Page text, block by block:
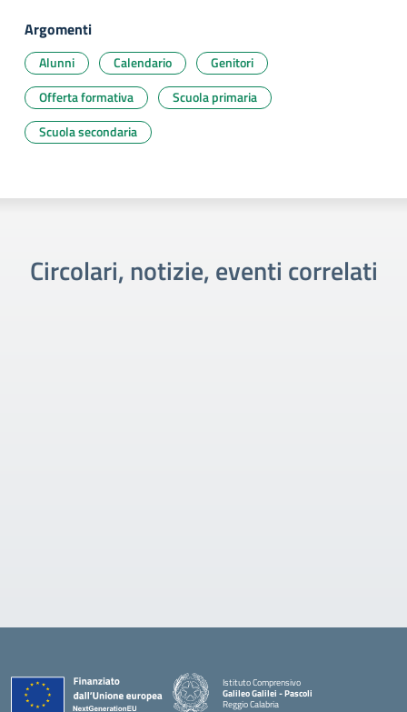
Argomenti
Alunni Calendario
Genitori
Offerta formativa
Scuola primaria
Scuola secondaria
Circolari, notizie, eventi correlati
Istituto Comprensivo
Galileo Galilei - Pascoli
Reggio Calabria